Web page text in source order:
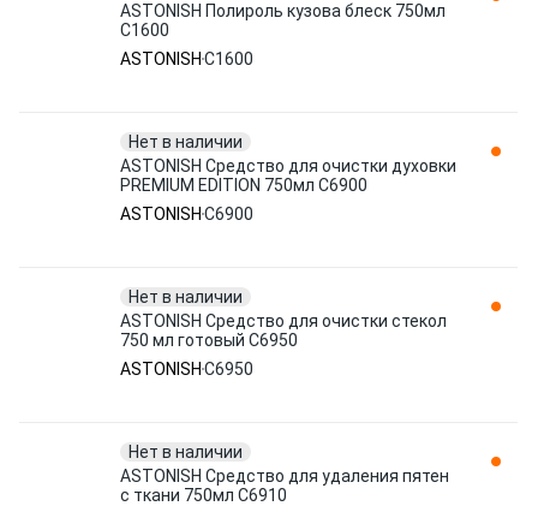
ASTONISH Полироль кузова блеск 750мл
C1600
ASTONISH C1600
Нет в наличии
ASTONISH Средство для очистки духовки
PREMIUM EDITION 750мл C6900
ASTONISH C6900
Нет в наличии
ASTONISH Средство для очистки стекол
750 мл готовый C6950
ASTONISH C6950
Нет в наличии
ASTONISH Средство для удаления пятен
с ткани 750мл C6910